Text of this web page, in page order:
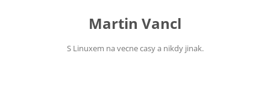
Martin Vancl
S Linuxem na vecne casy a nikdy jinak.